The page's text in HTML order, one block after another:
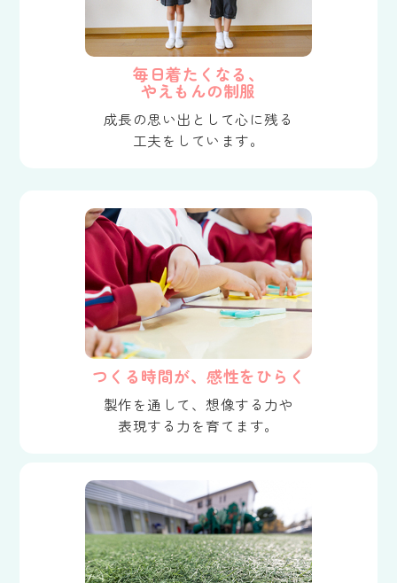
毎日着たくなる、
やえもんの制服
成長の思い出として心に残る
工夫をしています。
つくる時間が、感性をひらく
製作を通して、想像する力や
表現する力を育てます。